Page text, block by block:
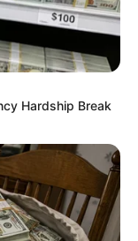
ศี ดวงพฤศจิกายน
ไร อ่านคำทำนาย
2568 ครบทั้ง 12 ราศี
Hardship Break